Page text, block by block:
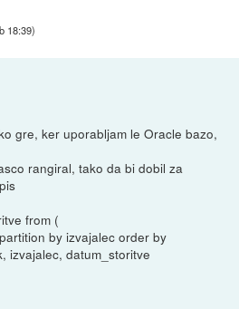
18:39)
gre, ker uporabljam le Oracle bazo,
rangiral, tako da bi dobil za
from (
by izvajalec order by
izvajalec, datum_storitve